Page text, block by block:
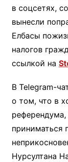
в соцсетях,
вынесли
Елбасы
налогов
ссылкой на
В Telegram-
о том, что в
приниматься
Нурсултана